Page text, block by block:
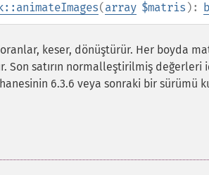
(array $matris ):
keser, dönüştürür. Her boyda
Son satırın normalleştirilmiş
6.3.6 veya sonraki bir sürümü